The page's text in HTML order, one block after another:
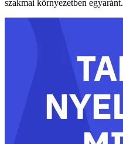
szakmai környezetben egyaránt.